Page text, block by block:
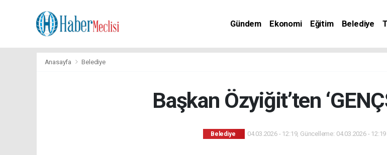
Gündem Ekonomi Eğitim Belediye
Anasayfa Belediye
Başkan Özyiğit’ten
Belediye 04.03.2026 - 12:19, Güncelleme: 04.03.2026 - 12:19